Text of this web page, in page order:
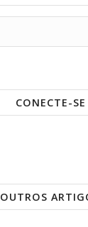
CONECTE-SE
OUTROS